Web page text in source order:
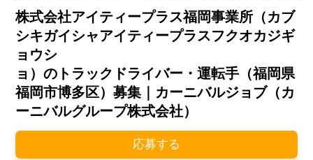
株式会社アイティープラス福岡事業所（カブ
シキガイシャアイティープラスフクオカジギ
ョウシ
ョ）のトラックドライバー・運転手（福岡県
福岡市博多区）募集｜カーニバルジョブ（カ
ーニバルグループ株式会社）
応募する